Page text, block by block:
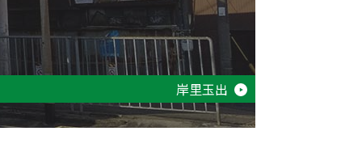
岸里玉出